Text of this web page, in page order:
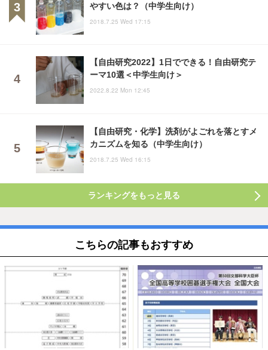
やすい色は？（中学生向け）
2018.7.25 Wed 17:15
【自由研究2022】1日でできる！自由研究テ
ーマ10選＜中学生向け＞
2022.8.22 Mon 12:45
【自由研究・化学】洗剤がよごれを落とすメ
カニズムを知る（中学生向け）
2018.7.25 Wed 16:15
ランキングをもっと見る
こちらの記事もおすすめ